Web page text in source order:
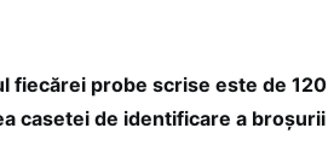
fiecărei probe scrise este de 120
casetei de identificare a broșurii